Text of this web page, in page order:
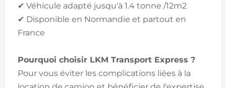
✔ Véhicule adapté jusqu'à 1.4 tonne /12m2
✔ Disponible en Normandie et partout en
France
Pourquoi choisir LKM Transport Express ?
Pour vous éviter les complications liées à la